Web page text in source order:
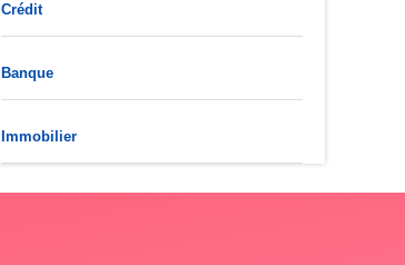
Crédit
Banque
Immobilier